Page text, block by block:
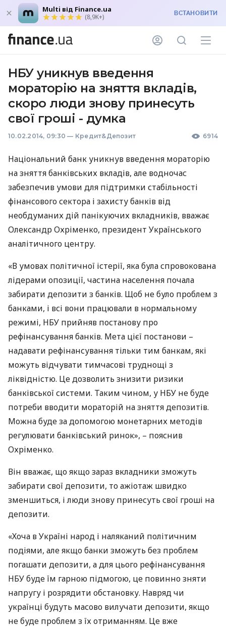
Multi від Finance.ua
(8,9K+) ВСТАНОВИТИ
НБУ уникнув введення
мораторію на зняття вкладів,
скоро люди знову принесуть
свої гроші - думка
10.02.2014, 09:30 — Кредит&Депозит 6914
Національний банк уникнув введення мораторію
на зняття банківських вкладів, але водночас
забезпечив умови для підтримки стабільності
фінансового сектора і захисту банків від
необдуманих дій панікуючих вкладників, вважає
Олександр Охріменко, президент Українського
аналітичного центру.
«В умовах політичної істерії, яка була спровокована
лідерами опозиції, частина населення почала
забирати депозити з банків. Щоб не було проблем з
банками, і всі вони працювали в нормальному
режимі, НБУ прийняв постанову про
рефінансування банків. Мета цієї постанови –
надавати рефінансування тільки тим банкам, які
можуть відчувати тимчасові труднощі з
ліквідністю. Це дозволить знизити ризики
банківської системи. Таким чином, у НБУ не буде
потреби вводити мораторій на зняття депозитів.
Можна буде за допомогою монетарних методів
регулювати банківський ринок», – пояснив
Охріменко.
Він вважає, що якщо зараз вкладники зможуть
забирати свої депозити, то ажіотаж швидко
зменшиться, і люди знову принесуть свої гроші на
депозити.
«Хоча в Україні народ і наляканий політичним
подіями, але якщо банки зможуть без проблем
погашати депозити, а для цього рефінансування
НБУбуде їм гарною підмогою, це повинно зняти
напругу і розрядити обстановку. Навряд чи
українці будуть масово вилучати депозити, якщо
не буде проблем з їх отриманням. Це вже